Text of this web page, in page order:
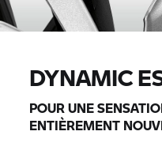
DYNAMIC
POUR UNE
ENTIÈREMENT